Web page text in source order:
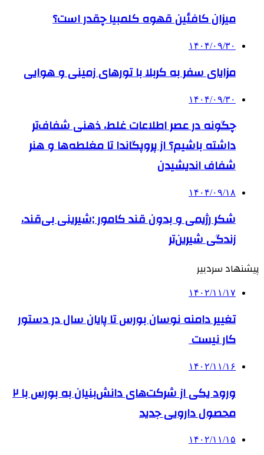
میزان کافئین قهوه کلمبیا چقدر است؟
۱۴۰۴/۰۹/۳۰
مزایای سفر به کربلا با تورهای زمینی و هوایی
۱۴۰۴/۰۹/۳۰
چگونه در عصر اطلاعات غلط، ذهنی شفاف‌تر
داشته باشیم؟ از پروپگاندا تا مغلطه‌ها و هنر
شفاف اندیشیدن
۱۴۰۴/۰۹/۱۸
شکر رژیمی و بدون قند کامور ;شیرینی بی‌قند،
زندگی شیرین‌تر
پیشنهاد سردبیر
۱۴۰۲/۱۱/۱۷
تغییر دامنه نوسان بورس تا پایان سال در دستور
کار نیست
۱۴۰۲/۱۱/۱۶
ورود یکی از شرکت‌های دانش‌بنیان به بورس با ۲
محصول دارویی جدید
۱۴۰۲/۱۱/۱۵